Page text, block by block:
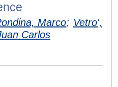
Marco; Vetro',
Carlos